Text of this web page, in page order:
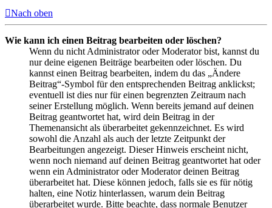
Nach oben
Wie kann ich einen Beitrag bearbeiten oder löschen?
Wenn du nicht Administrator oder Moderator bist, kannst du
nur deine eigenen Beiträge bearbeiten oder löschen. Du
kannst einen Beitrag bearbeiten, indem du das „Ändere
Beitrag“-Symbol für den entsprechenden Beitrag anklickst;
eventuell ist dies nur für einen begrenzten Zeitraum nach
seiner Erstellung möglich. Wenn bereits jemand auf deinen
Beitrag geantwortet hat, wird dein Beitrag in der
Themenansicht als überarbeitet gekennzeichnet. Es wird
sowohl die Anzahl als auch der letzte Zeitpunkt der
Bearbeitungen angezeigt. Dieser Hinweis erscheint nicht,
wenn noch niemand auf deinen Beitrag geantwortet hat oder
wenn ein Administrator oder Moderator deinen Beitrag
überarbeitet hat. Diese können jedoch, falls sie es für nötig
halten, eine Notiz hinterlassen, warum dein Beitrag
überarbeitet wurde. Bitte beachte, dass normale Benutzer